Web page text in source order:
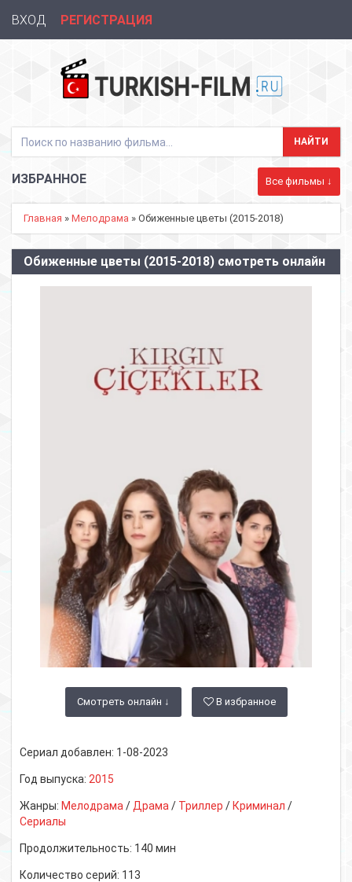
ВХОД РЕГИСТРАЦИЯ
ИЗБРАННОЕ Все фильмы ↓
Главная » Мелодрама » Обиженные цветы (2015-2018)
Обиженные цветы (2015-2018) смотреть онлайн
Смотреть онлайн ↓ В избранное
Сериал добавлен: 1-08-2023
Год выпуска: 2015
Жанры: Мелодрама / Драма / Триллер / Криминал /
Сериалы
Продолжительность: 140 мин
Количество серий: 113